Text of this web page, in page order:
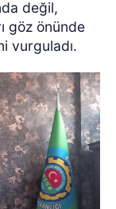
değil,
göz önünde
vurguladı.